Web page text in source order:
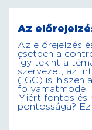
Az
Az előrejelzés
esetben a
Így tekint a
szervezet, az
(IGC) is,
folyamatmodell
Miért fontos és
pontossága?